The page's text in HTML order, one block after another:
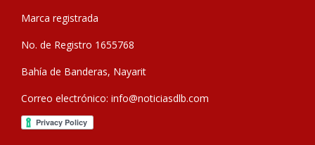
Marca registrada
No. de Registro 1655768
Bahía de Banderas, Nayarit
Correo electrónico: info@noticiasdlb.com